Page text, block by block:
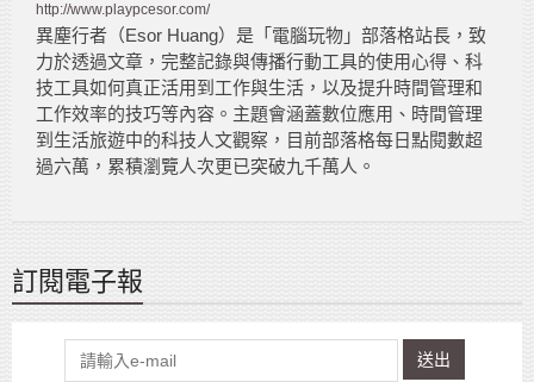
http://www.playpcesor.com/
異塵行者（Esor Huang）是「電腦玩物」部落格站長，致
力於透過文章，完整記錄與傳播行動工具的使用心得、科
技工具如何真正活用到工作與生活，以及提升時間管理和
工作效率的技巧等內容。主題會涵蓋數位應用、時間管理
到生活旅遊中的科技人文觀察，目前部落格每日點閱數超
過六萬，累積瀏覽人次更已突破九千萬人。
訂閱電子報
送出